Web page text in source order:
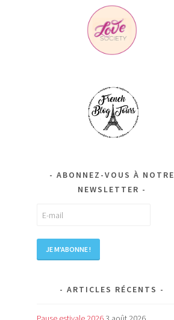
ABONNEZ-VOUS À NOTRE
NEWSLETTER
ARTICLES RÉCENTS